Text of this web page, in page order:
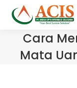
Cara
Mata